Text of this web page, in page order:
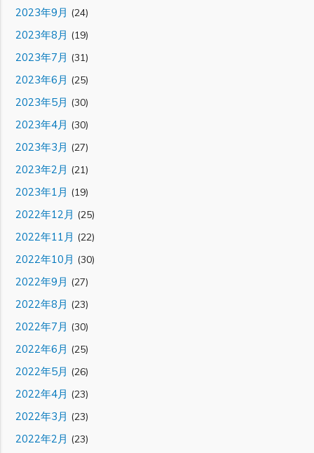
2023年9月 (24)
2023年8月 (19)
2023年7月 (31)
2023年6月 (25)
2023年5月 (30)
2023年4月 (30)
2023年3月 (27)
2023年2月 (21)
2023年1月 (19)
2022年12月 (25)
2022年11月 (22)
2022年10月 (30)
2022年9月 (27)
2022年8月 (23)
2022年7月 (30)
2022年6月 (25)
2022年5月 (26)
2022年4月 (23)
2022年3月 (23)
2022年2月 (23)